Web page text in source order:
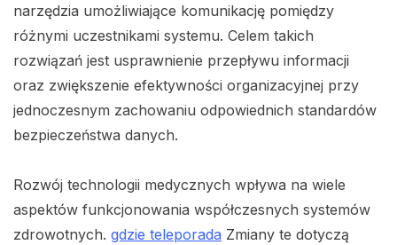
narzędzia umożliwiające komunikację pomiędzy
różnymi uczestnikami systemu. Celem takich
rozwiązań jest usprawnienie przepływu informacji
oraz zwiększenie efektywności organizacyjnej przy
jednoczesnym zachowaniu odpowiednich standardów
bezpieczeństwa danych.
Rozwój technologii medycznych wpływa na wiele
aspektów funkcjonowania współczesnych systemów
zdrowotnych. gdzie teleporada Zmiany te dotyczą